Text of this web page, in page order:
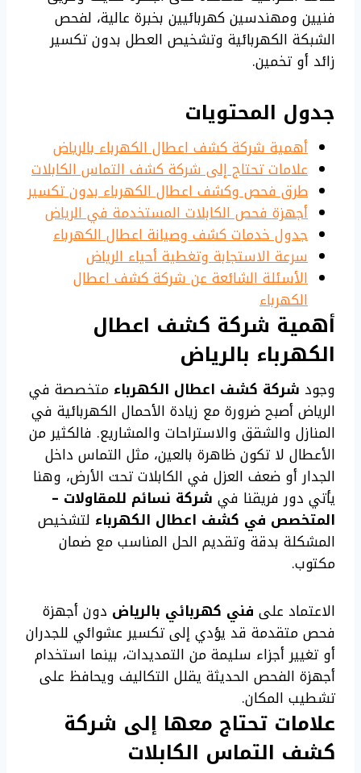
فنيين ومهندسين كهربائيين بخبرة عالية، لفحص
الشبكة الكهربائية وتشخيص العطل بدون تكسير
زائد أو تخمين.
جدول المحتويات
أهمية شركة كشف اعطال الكهرباء بالرياض
علامات تحتاج إلى شركة كشف التماس الكابلات
طرق فحص وكشف اعطال الكهرباء بدون تكسير
أجهزة فحص الكابلات المستخدمة في الرياض
جدول خدمات كشف وصيانة اعطال الكهرباء
سرعة الاستجابة وتغطية أحياء الرياض
الأسئلة الشائعة عن شركة كشف اعطال
الكهرباء
أهمية شركة كشف اعطال
الكهرباء بالرياض
وجود شركة كشف اعطال الكهرباء متخصصة في
الرياض أصبح ضرورة مع زيادة الأحمال الكهربائية في
المنازل والشقق والاستراحات والمشاريع. فالكثير من
الأعطال لا تكون ظاهرة بالعين، مثل التماس داخل
الجدار أو ضعف العزل في الكابلات تحت الأرض، وهنا
يأتي دور فريقنا في شركة نسائم للمقاولات –
المتخصص في كشف اعطال الكهرباء لتشخيص
المشكلة بدقة وتقديم الحل المناسب مع ضمان
مكتوب.
الاعتماد على فني كهربائي بالرياض دون أجهزة
فحص متقدمة قد يؤدي إلى تكسير عشوائي للجدران
أو تغيير أجزاء سليمة من التمديدات، بينما استخدام
أجهزة الفحص الحديثة يقلل التكاليف ويحافظ على
تشطيب المكان.
علامات تحتاج معها إلى شركة
كشف التماس الكابلات